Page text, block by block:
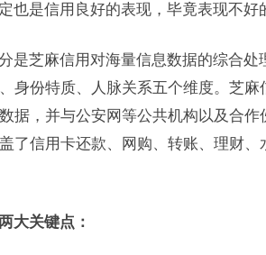
是信用良好的表现，毕竟表现不好
芝麻信用对海量信息数据的综合处
身份特质、人脉关系五个维度。芝
据，并与公安网等公共机构以及合
了信用卡还款、网购、转账、理财
大关键点：